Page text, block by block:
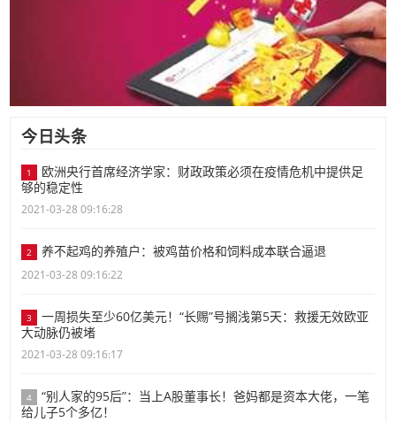
今日头条
1
欧洲央行首席经济学家：财政政策必须在疫情危机中提供足
够的稳定性
2021-03-28 09:16:28
2 养不起鸡的养殖户：被鸡苗价格和饲料成本联合逼退
2021-03-28 09:16:22
3
一周损失至少60亿美元！“长赐”号搁浅第5天：救援无效欧亚
大动脉仍被堵
2021-03-28 09:16:17
4
“别人家的95后”：当上A股董事长！爸妈都是资本大佬，一笔
给儿子5个多亿！